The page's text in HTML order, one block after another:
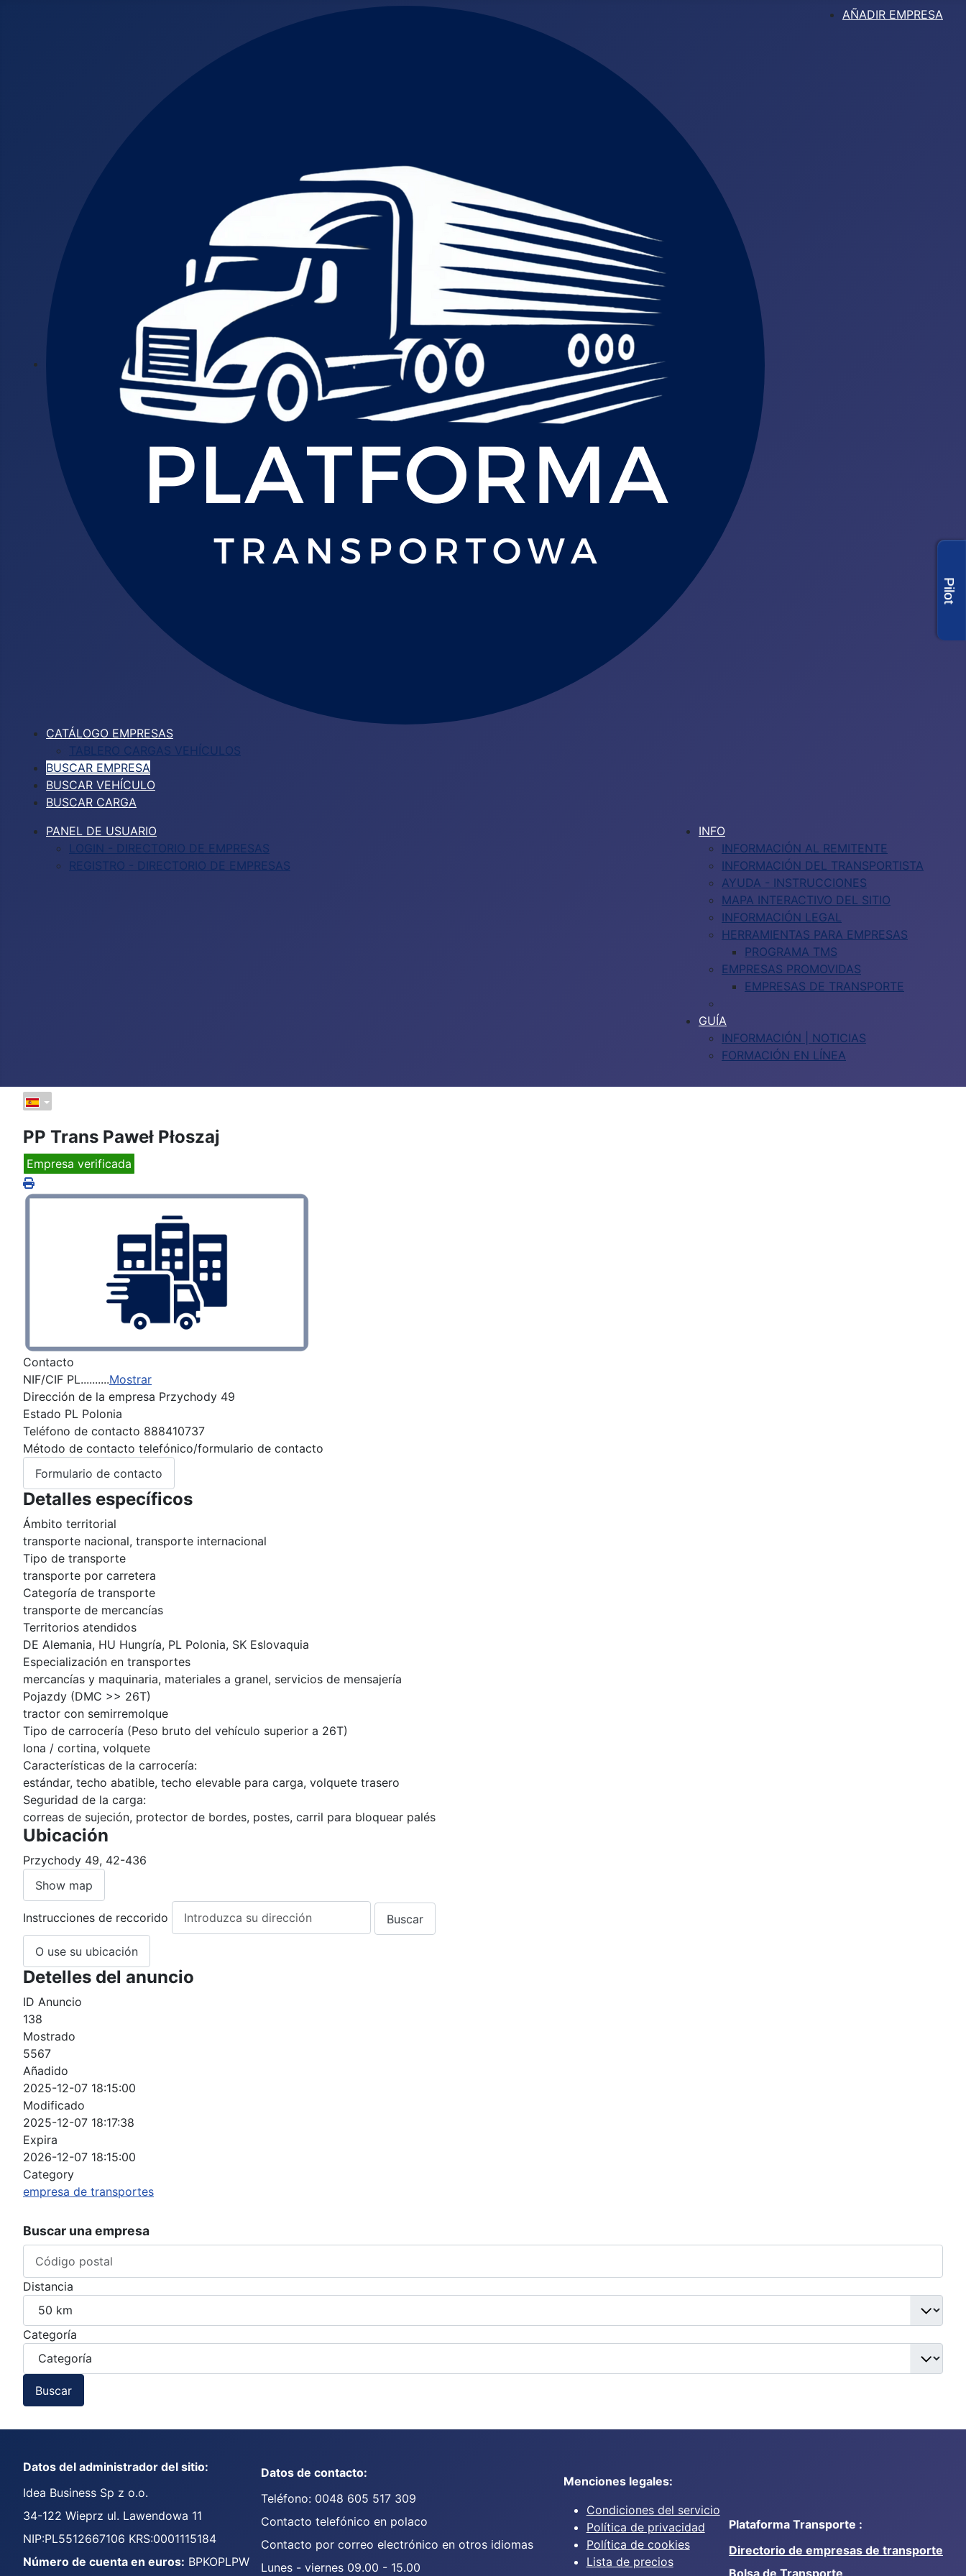
CATÁLOGO EMPRESAS
TABLERO CARGAS VEHÍCULOS
BUSCAR EMPRESA
BUSCAR VEHÍCULO
BUSCAR CARGA
AÑADIR EMPRESA
PANEL DE USUARIO
LOGIN - DIRECTORIO DE EMPRESAS
REGISTRO - DIRECTORIO DE EMPRESAS
INFO
INFORMACIÓN AL REMITENTE
INFORMACIÓN DEL TRANSPORTISTA
AYUDA - INSTRUCCIONES
MAPA INTERACTIVO DEL SITIO
INFORMACIÓN LEGAL
HERRAMIENTAS PARA EMPRESAS
PROGRAMA TMS
EMPRESAS PROMOVIDAS
EMPRESAS DE TRANSPORTE
GUÍA
INFORMACIÓN | NOTICIAS
FORMACIÓN EN LÍNEA
PP Trans Paweł Płoszaj
Empresa verificada
Contacto
NIF/CIF PL..........Mostrar
Dirección de la empresa Przychody 49
Estado PL Polonia
Teléfono de contacto 888410737
Método de contacto telefónico/formulario de contacto
Formulario de contacto
Detalles específicos
Ámbito territorial
transporte nacional, transporte internacional
Tipo de transporte
transporte por carretera
Categoría de transporte
transporte de mercancías
Territorios atendidos
DE Alemania, HU Hungría, PL Polonia, SK Eslovaquia
Especialización en transportes
mercancías y maquinaria, materiales a granel, servicios de mensajería
Pojazdy (DMC >> 26T)
tractor con semirremolque
Tipo de carrocería (Peso bruto del vehículo superior a 26T)
lona / cortina, volquete
Características de la carrocería:
estándar, techo abatible, techo elevable para carga, volquete trasero
Seguridad de la carga:
correas de sujeción, protector de bordes, postes, carril para bloquear palés
Ubicación
Przychody 49, 42-436
Show map
Instrucciones de reccorido
O use su ubicación
Detelles del anuncio
ID Anuncio
138
Mostrado
5567
Añadido
2025-12-07 18:15:00
Modificado
2025-12-07 18:17:38
Expira
2026-12-07 18:15:00
Category
empresa de transportes
Buscar una empresa
Distancia
Categoría
Buscar
Datos del administrador del sitio:
Idea Business Sp z o.o.
34-122 Wieprz ul. Lawendowa 11
NIP:PL5512667106 KRS:0001115184
Número de cuenta en euros: BPKOPLPW
Datos de contacto:
Teléfono: 0048 605 517 309
Contacto telefónico en polaco
Contacto por correo electrónico en otros idiomas
Lunes - viernes 09.00 - 15.00
Menciones legales:
Condiciones del servicio
Política de privacidad
Política de cookies
Lista de precios
Plataforma Transporte :
Directorio de empresas de transporte
Pilot